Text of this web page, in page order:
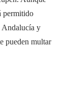
permitido
Andalucía y
pueden multar